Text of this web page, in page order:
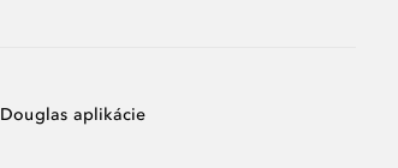
Douglas aplikácie